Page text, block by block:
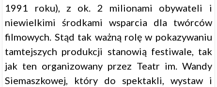
1991 roku), z ok. 2 milionami obywateli i
niewielkimi środkami wsparcia dla twórców
filmowych. Stąd tak ważną rolę w pokazywaniu
tamtejszych produkcji stanowią festiwale, tak
jak ten organizowany przez Teatr im. Wandy
Siemaszkowej, który do spektakli, wystaw i